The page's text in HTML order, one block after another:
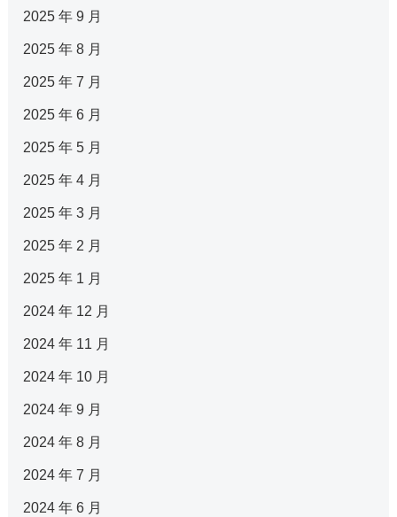
2025 年 9 月
2025 年 8 月
2025 年 7 月
2025 年 6 月
2025 年 5 月
2025 年 4 月
2025 年 3 月
2025 年 2 月
2025 年 1 月
2024 年 12 月
2024 年 11 月
2024 年 10 月
2024 年 9 月
2024 年 8 月
2024 年 7 月
2024 年 6 月